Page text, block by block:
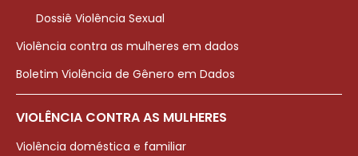
Dossiê Violência Sexual
Violência contra as mulheres em dados
Boletim Violência de Gênero em Dados
VIOLÊNCIA CONTRA AS MULHERES
Violência doméstica e familiar